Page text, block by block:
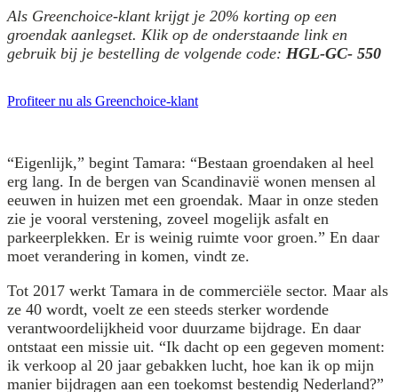
Als Greenchoice-klant krijgt je 20% korting op een
groendak aanlegset. Klik op de onderstaande link en
gebruik bij je bestelling de volgende code: HGL-GC- 550
Profiteer nu als Greenchoice-klant
“Eigenlijk,” begint Tamara: “Bestaan groendaken al heel
erg lang. In de bergen van Scandinavië wonen mensen al
eeuwen in huizen met een groendak. Maar in onze steden
zie je vooral verstening, zoveel mogelijk asfalt en
parkeerplekken. Er is weinig ruimte voor groen.” En daar
moet verandering in komen, vindt ze.
Tot 2017 werkt Tamara in de commerciële sector. Maar als
ze 40 wordt, voelt ze een steeds sterker wordende
verantwoordelijkheid voor duurzame bijdrage. En daar
ontstaat een missie uit. “Ik dacht op een gegeven moment:
ik verkoop al 20 jaar gebakken lucht, hoe kan ik op mijn
manier bijdragen aan een toekomst bestendig Nederland?”